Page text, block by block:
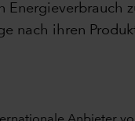
nach ihren